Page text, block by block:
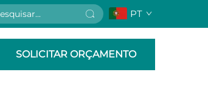
PT
SOLICITAR ORÇAMENTO